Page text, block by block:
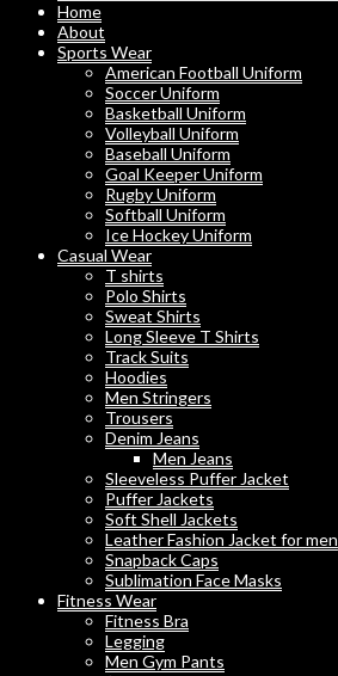
Home
About
Sports Wear
American Football Uniform
Soccer Uniform
Basketball Uniform
Volleyball Uniform
Baseball Uniform
Goal Keeper Uniform
Rugby Uniform
Softball Uniform
Ice Hockey Uniform
Casual Wear
T shirts
Polo Shirts
Sweat Shirts
Long Sleeve T Shirts
Track Suits
Hoodies
Men Stringers
Trousers
Denim Jeans
Men Jeans
Sleeveless Puffer Jacket
Puffer Jackets
Soft Shell Jackets
Leather Fashion Jacket for men
Snapback Caps
Sublimation Face Masks
Fitness Wear
Fitness Bra
Legging
Men Gym Pants